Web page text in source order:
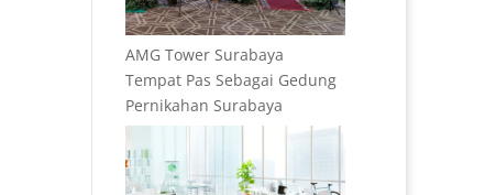
AMG Tower Surabaya
Tempat Pas Sebagai Gedung
Pernikahan Surabaya